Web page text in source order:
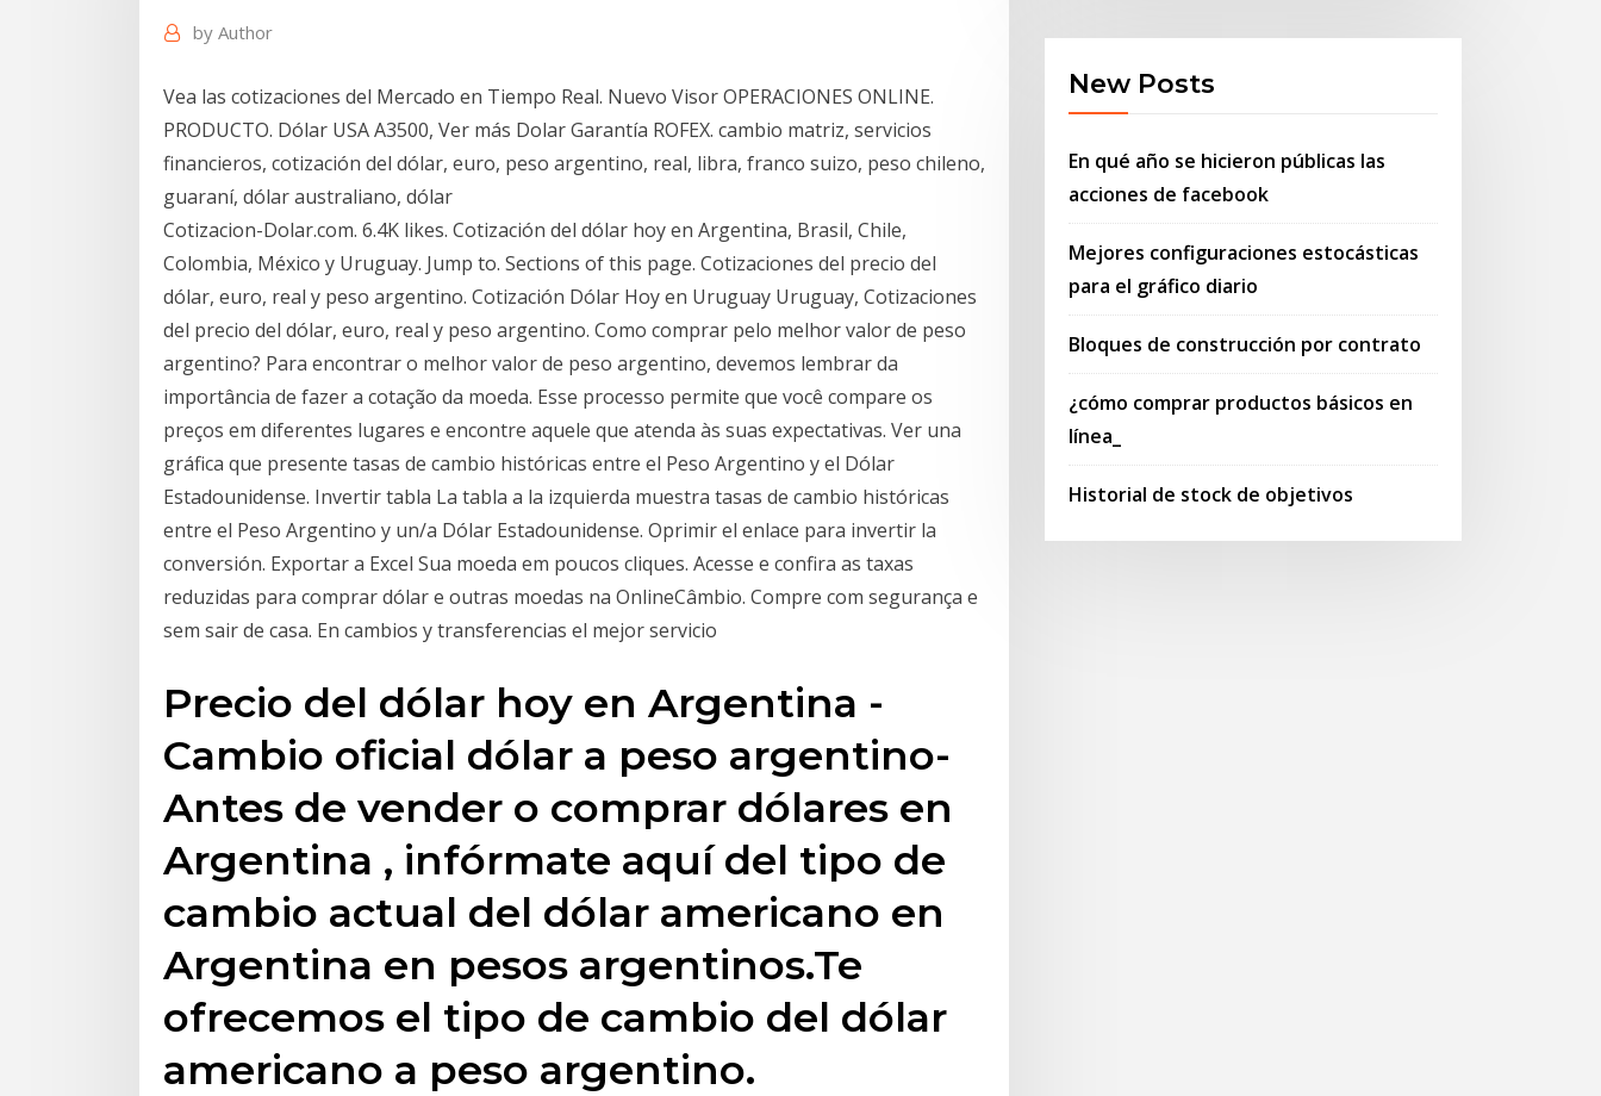
by Author
Vea las cotizaciones del Mercado en Tiempo Real. Nuevo Visor OPERACIONES ONLINE.
PRODUCTO. Dólar USA A3500, Ver más Dolar Garantía ROFEX. cambio matriz, servicios
financieros, cotización del dólar, euro, peso argentino, real, libra, franco suizo, peso chileno,
guaraní, dólar australiano, dólar
Cotizacion-Dolar.com. 6.4K likes. Cotización del dólar hoy en Argentina, Brasil, Chile,
Colombia, México y Uruguay. Jump to. Sections of this page. Cotizaciones del precio del
dólar, euro, real y peso argentino. Cotización Dólar Hoy en Uruguay Uruguay, Cotizaciones
del precio del dólar, euro, real y peso argentino. Como comprar pelo melhor valor de peso
argentino? Para encontrar o melhor valor de peso argentino, devemos lembrar da
importância de fazer a cotação da moeda. Esse processo permite que você compare os
preços em diferentes lugares e encontre aquele que atenda às suas expectativas. Ver una
gráfica que presente tasas de cambio históricas entre el Peso Argentino y el Dólar
Estadounidense. Invertir tabla La tabla a la izquierda muestra tasas de cambio históricas
entre el Peso Argentino y un/a Dólar Estadounidense. Oprimir el enlace para invertir la
conversión. Exportar a Excel Sua moeda em poucos cliques. Acesse e confira as taxas
reduzidas para comprar dólar e outras moedas na OnlineCâmbio. Compre com segurança e
sem sair de casa. En cambios y transferencias el mejor servicio
Precio del dólar hoy en Argentina -
Cambio oficial dólar a peso argentino-
Antes de vender o comprar dólares en
Argentina , infórmate aquí del tipo de
cambio actual del dólar americano en
Argentina en pesos argentinos.Te
ofrecemos el tipo de cambio del dólar
americano a peso argentino.
New Posts
En qué año se hicieron públicas las
acciones de facebook
Mejores configuraciones estocásticas
para el gráfico diario
Bloques de construcción por contrato
¿cómo comprar productos básicos en
línea_
Historial de stock de objetivos